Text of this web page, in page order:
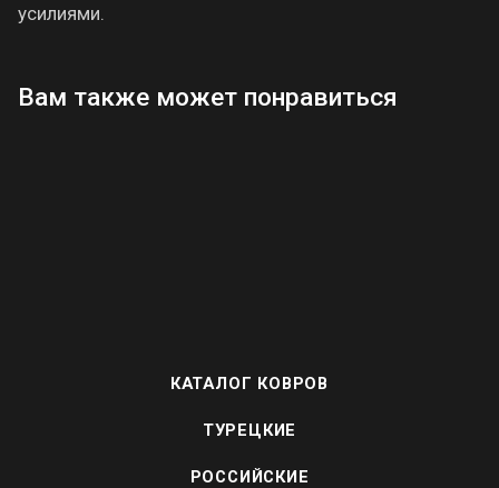
усилиями.
Вам также может понравиться
КАТАЛОГ КОВРОВ
ТУРЕЦКИЕ
РОССИЙСКИЕ